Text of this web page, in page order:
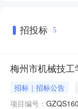
招投标 5
梅州市机械技
招标｜招标公告
项目编号：